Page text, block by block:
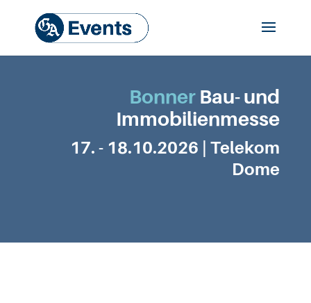
Bonner Bau- und
Immobilienmesse
17. - 18.10.2026 |Telekom
Dome